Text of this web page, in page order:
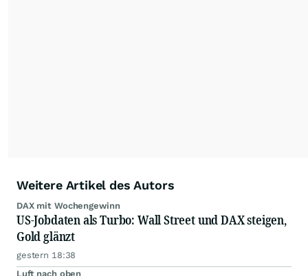
Weitere Artikel des Autors
DAX mit Wochengewinn
US-Jobdaten als Turbo: Wall Street und DAX steigen,
Gold glänzt
gestern 18:38
Luft nach oben